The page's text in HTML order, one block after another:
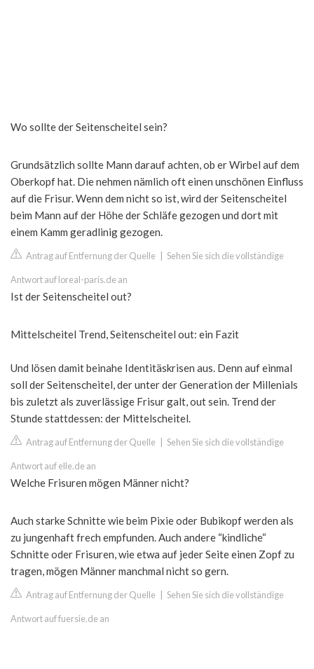
Wo sollte der Seitenscheitel sein?
Grundsätzlich sollte Mann darauf achten, ob er Wirbel auf dem
Oberkopf hat. Die nehmen nämlich oft einen unschönen Einfluss
auf die Frisur. Wenn dem nicht so ist, wird der Seitenscheitel
beim Mann auf der Höhe der Schläfe gezogen und dort mit
einem Kamm geradlinig gezogen.
Antrag auf Entfernung der Quelle Sehen Sie sich die vollständige
Antwort auf loreal-paris.de an
Ist der Seitenscheitel out?
Mittelscheitel Trend, Seitenscheitel out: ein Fazit
Und lösen damit beinahe Identitäskrisen aus. Denn auf einmal
soll der Seitenscheitel, der unter der Generation der Millenials
bis zuletzt als zuverlässige Frisur galt, out sein. Trend der
Stunde stattdessen: der Mittelscheitel.
Antrag auf Entfernung der Quelle Sehen Sie sich die vollständige
Antwort auf elle.de an
Welche Frisuren mögen Männer nicht?
Auch starke Schnitte wie beim Pixie oder Bubikopf werden als
zu jungenhaft frech empfunden. Auch andere “kindliche“
Schnitte oder Frisuren, wie etwa auf jeder Seite einen Zopf zu
tragen, mögen Männer manchmal nicht so gern.
Antrag auf Entfernung der Quelle Sehen Sie sich die vollständige
Antwort auf fuersie.de an